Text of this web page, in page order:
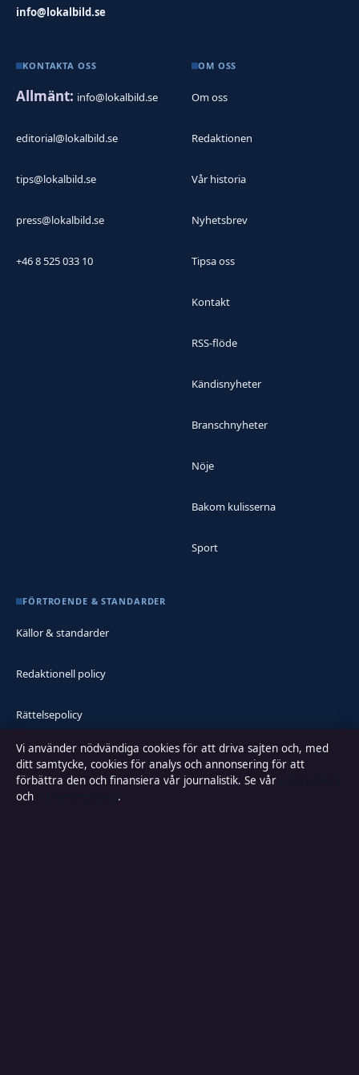
info@lokalbild.se
KONTAKTA OSS
Allmänt: info@lokalbild.se
editorial@lokalbild.se
tips@lokalbild.se
press@lokalbild.se
+46 8 525 033 10
OM OSS
Om oss
Redaktionen
Vår historia
Nyhetsbrev
Tipsa oss
Kontakt
RSS-flöde
Kändisnyheter
Branschnyheter
Nöje
Bakom kulisserna
Sport
FÖRTROENDE & STANDARDER
Källor & standarder
Redaktionell policy
Rättelsepolicy
Faktagranskningspolicy
Ägande & finansiering
Vi använder nödvändiga cookies för att driva sajten och, med
ditt samtycke, cookies för analys och annonsering för att
förbättra den och finansiera vår journalistik. Se vår
och
.